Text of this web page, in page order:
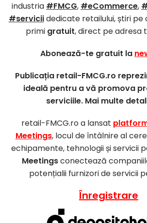
industria #FMCG, #eCommerce,
#serviciidedicate retailului, știri pe
primi gratuit, direct pe adresa
Abonează-te gratuit la
Publicația retail-FMCG.ro
ideală pentru a vă promova
serviciile. Mai multe
retail-FMCG.ro a lansat
Meetings, locul de întâlnire al
echipamente, tehnologii și servicii
Meetingsconectează
potențialii furnizori de servicii
Înregistrare